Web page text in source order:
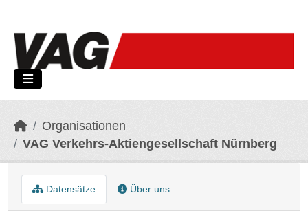
Organisationen
VAG Verkehrs-Aktiengesellschaft Nürnberg
Datensätze Über uns